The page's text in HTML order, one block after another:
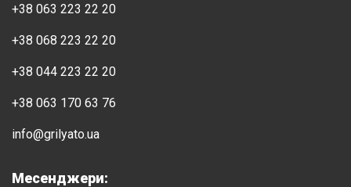
+38 063 223 22 20
+38 068 223 22 20
+38 044 223 22 20
+38 063 170 63 76
info@grilyato.ua
Месенджери: